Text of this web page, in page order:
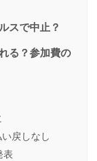
スで中止？
る？参加費の
戻しなし
表